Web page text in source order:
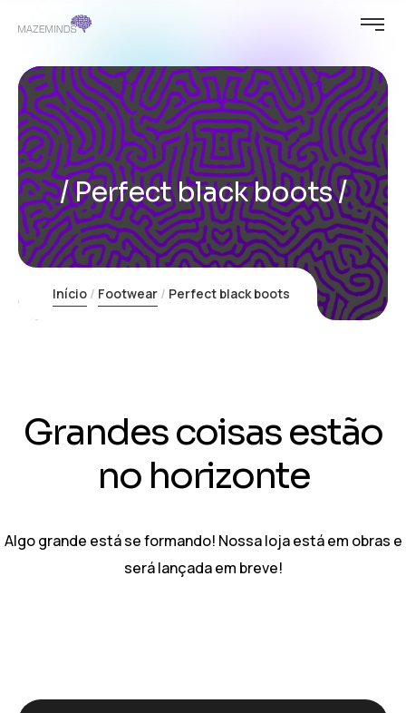
Perfect black boots
Início Footwear Perfect black boots
Grandes coisas estão
no horizonte
Algo grande está se formando! Nossa loja está em obras e
será lançada em breve!